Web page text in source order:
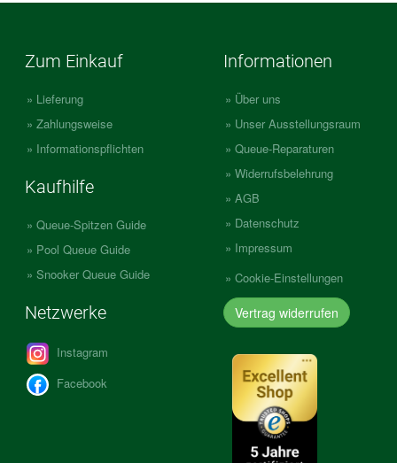
Zum Einkauf
Lieferung
Zahlungsweise
Informationspflichten
Kaufhilfe
Queue-Spitzen Guide
Pool Queue Guide
Snooker Queue Guide
Netzwerke
Instagram
Facebook
Informationen
Über uns
Unser Ausstellungsraum
Queue-Reparaturen
Widerrufsbelehrung
AGB
Datenschutz
Impressum
Cookie-Einstellungen
Vertrag widerrufen